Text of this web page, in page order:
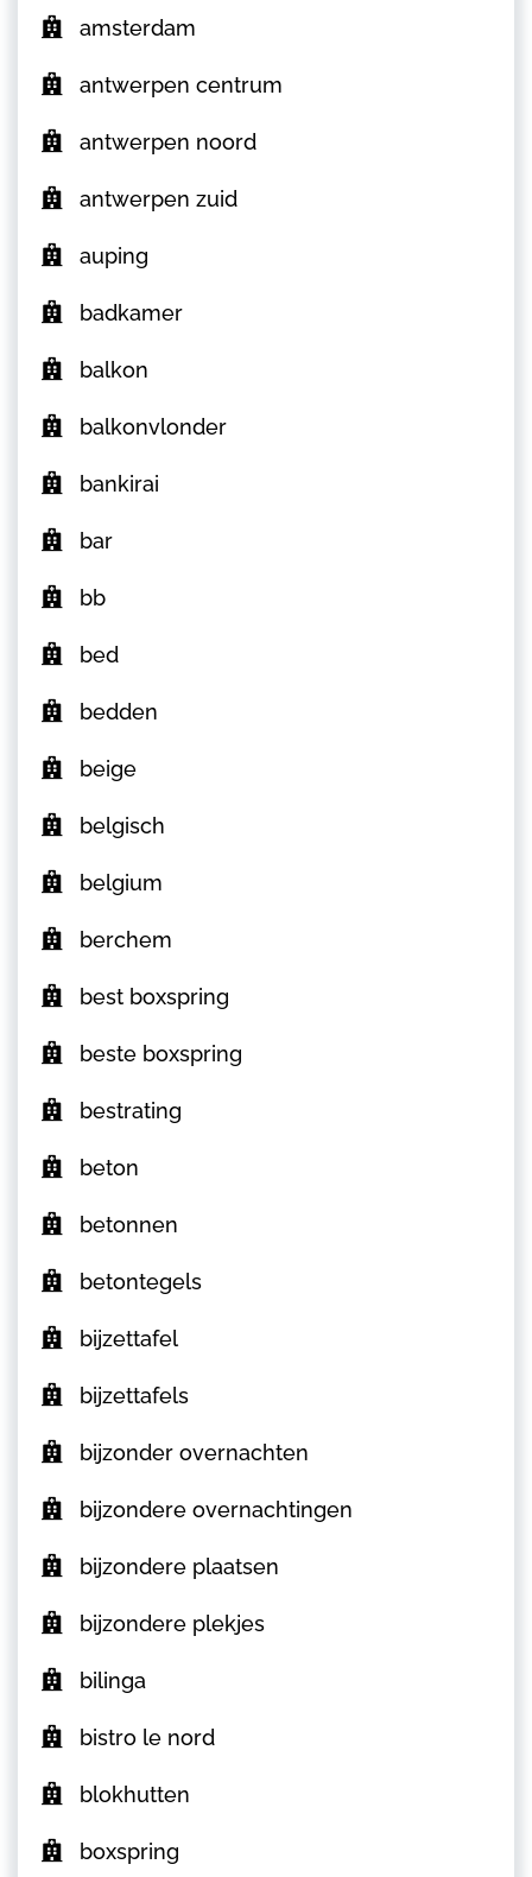
amsterdam
antwerpen centrum
antwerpen noord
antwerpen zuid
auping
badkamer
balkon
balkonvlonder
bankirai
bar
bb
bed
bedden
beige
belgisch
belgium
berchem
best boxspring
beste boxspring
bestrating
beton
betonnen
betontegels
bijzettafel
bijzettafels
bijzonder overnachten
bijzondere overnachtingen
bijzondere plaatsen
bijzondere plekjes
bilinga
bistro le nord
blokhutten
boxspring